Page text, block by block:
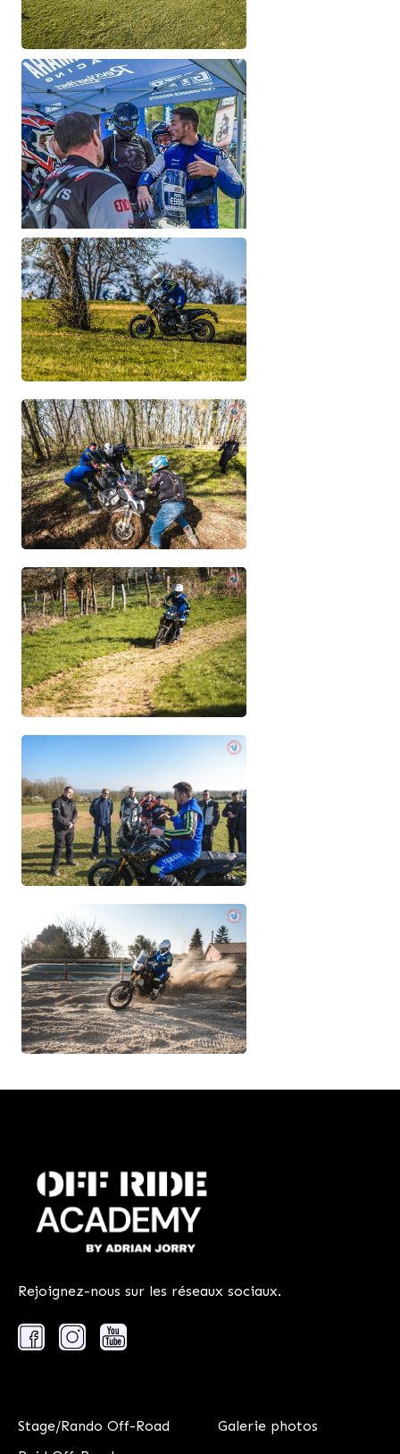
Rejoignez-nous sur les réseaux sociaux.
Stage/Rando Off-Road
Galerie photos